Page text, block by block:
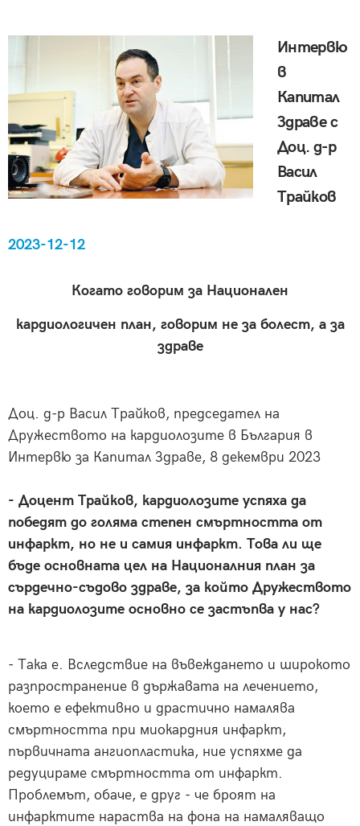
Интервю
в
Капитал
Здраве с
Доц. д-р
Васил
Трайков
2023-12-12
Когато говорим за Национален
кардиологичен план, говорим не за болест, а за
здраве
Доц. д-р Васил Трайков, председател на
Дружеството на кардиолозите в България в
Интервю за Капитал Здраве, 8 декември 2023
- Доцент Трайков, кардиолозите успяха да
победят до голяма степен смъртността от
инфаркт, но не и самия инфаркт. Това ли ще
бъде основната цел на Националния план за
сърдечно-съдово здраве, за който Дружеството
на кардиолозите основно се застъпва у нас?
- Така е. Вследствие на въвеждането и широкото
разпространение в държавата на лечението,
което е ефективно и драстично намалява
смъртността при миокардния инфаркт,
първичната ангиопластика, ние успяхме да
редуцираме смъртността от инфаркт.
Проблемът, обаче, е друг - че броят на
инфарктите нараства на фона на намаляващо